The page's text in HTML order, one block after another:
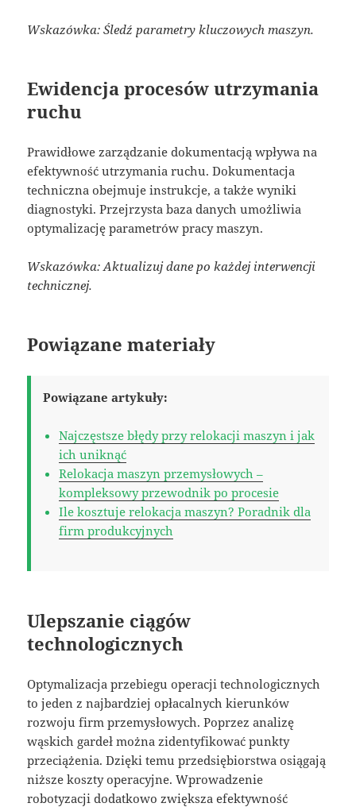
Wskazówka: Śledź parametry kluczowych maszyn.
Ewidencja procesów utrzymania
ruchu
Prawidłowe zarządzanie dokumentacją wpływa na
efektywność utrzymania ruchu. Dokumentacja
techniczna obejmuje instrukcje, a także wyniki
diagnostyki. Przejrzysta baza danych umożliwia
optymalizację parametrów pracy maszyn.
Wskazówka: Aktualizuj dane po każdej interwencji
technicznej.
Powiązane materiały
Powiązane artykuły:
Najczęstsze błędy przy relokacji maszyn i jak
ich uniknąć
Relokacja maszyn przemysłowych –
kompleksowy przewodnik po procesie
Ile kosztuje relokacja maszyn? Poradnik dla
firm produkcyjnych
Ulepszanie ciągów
technologicznych
Optymalizacja przebiegu operacji technologicznych
to jeden z najbardziej opłacalnych kierunków
rozwoju firm przemysłowych. Poprzez analizę
wąskich gardeł można zidentyfikować punkty
przeciążenia. Dzięki temu przedsiębiorstwa osiągają
niższe koszty operacyjne. Wprowadzenie
robotyzacji dodatkowo zwiększa efektywność